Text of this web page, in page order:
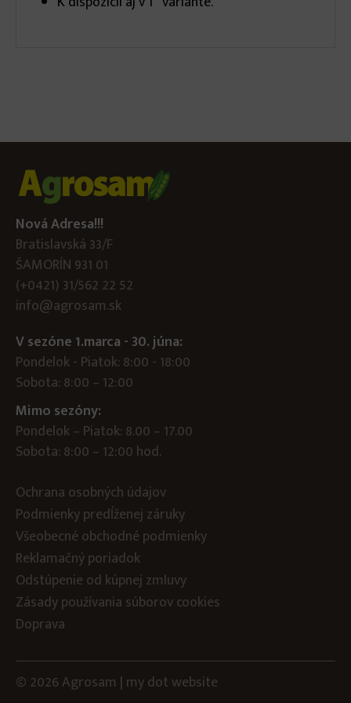
Nová Adresa!!!
Bratislavská 33/F
ŠAMORÍN 931 01
(+0421) 31/562 22 52
info@agrosam.sk
V sezóne 1.marca - 30. júna:
Pondelok - Piatok: 8:00 - 18:00
Sobota: 8:00 – 12:00
Mimo sezóny:
Pondelok – Piatok: 8.00 – 17.00
Sobota: 8:00 – 12:00 hod.
Ochrana osobných údajov
Podmienky predĺženej záruky
Všeobecné obchodné podmienky
Reklamačný poriadok
Odstúpenie od kúpnej zmluvy
Zásady používania súborov cookies
Doprava
© 2026 Agrosam | my dotwebsite